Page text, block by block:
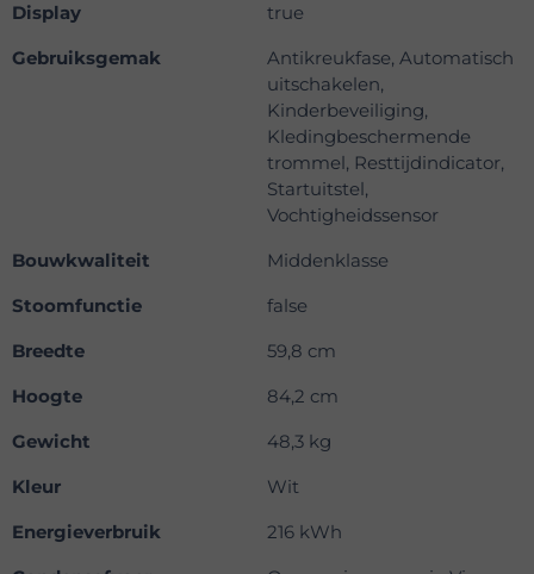
Display
true
Gebruiksgemak
Antikreukfase, Automatisch
uitschakelen,
Kinderbeveiliging,
Kledingbeschermende
trommel, Resttijdindicator,
Startuitstel,
Vochtigheidssensor
Bouwkwaliteit
Middenklasse
Stoomfunctie
false
Breedte
59,8 cm
Hoogte
84,2 cm
Gewicht
48,3 kg
Kleur
Wit
Energieverbruik
216 kWh